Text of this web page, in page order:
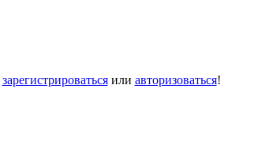
зарегистрироватьсяили авторизоваться!